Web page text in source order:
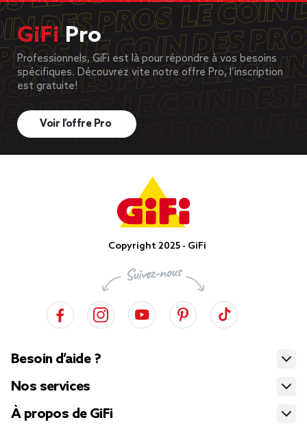
GiFiPro
Professionnels, GiFi est là pour répondre à vos besoins
spécifiques. Découvrez vite notre offre Pro, l’inscription
est gratuite!
Voir l’offre Pro
Copyright 2025 - GiFi
Besoin d’aide ?
Nos services
À propos de GiFi